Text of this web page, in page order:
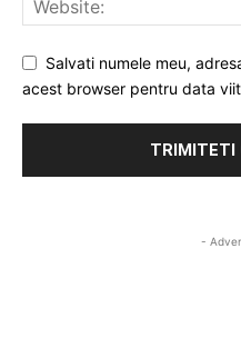
Salvati numele meu,
acest browser pentru data
-